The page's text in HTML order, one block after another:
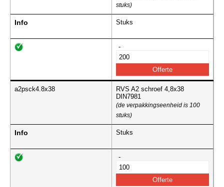
stuks)
Info Stuks
-
a2psck4.8x38
RVS A2 schroef 4,8x38
DIN7981
(de verpakkingseenheid is 100
stuks)
Info Stuks
-